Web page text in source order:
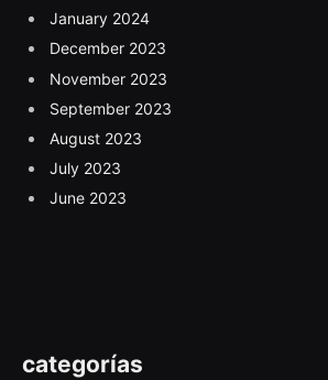
January 2024
December 2023
November 2023
September 2023
August 2023
July 2023
June 2023
categorías